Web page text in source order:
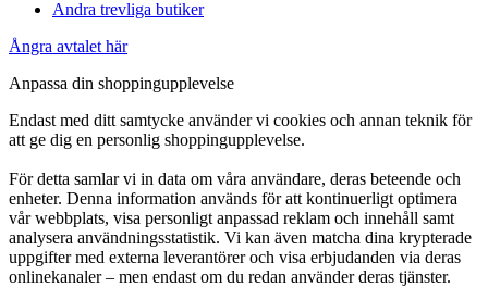
Andra trevliga butiker
Ångra avtalet här
Anpassa din shoppingupplevelse
Endast med ditt samtycke använder vi cookies och annan teknik för
att ge dig en personlig shoppingupplevelse.
För detta samlar vi in data om våra användare, deras beteende och
enheter. Denna information används för att kontinuerligt optimera
vår webbplats, visa personligt anpassad reklam och innehåll samt
analysera användningsstatistik. Vi kan även matcha dina krypterade
uppgifter med externa leverantörer och visa erbjudanden via deras
onlinekanaler – men endast om du redan använder deras tjänster.